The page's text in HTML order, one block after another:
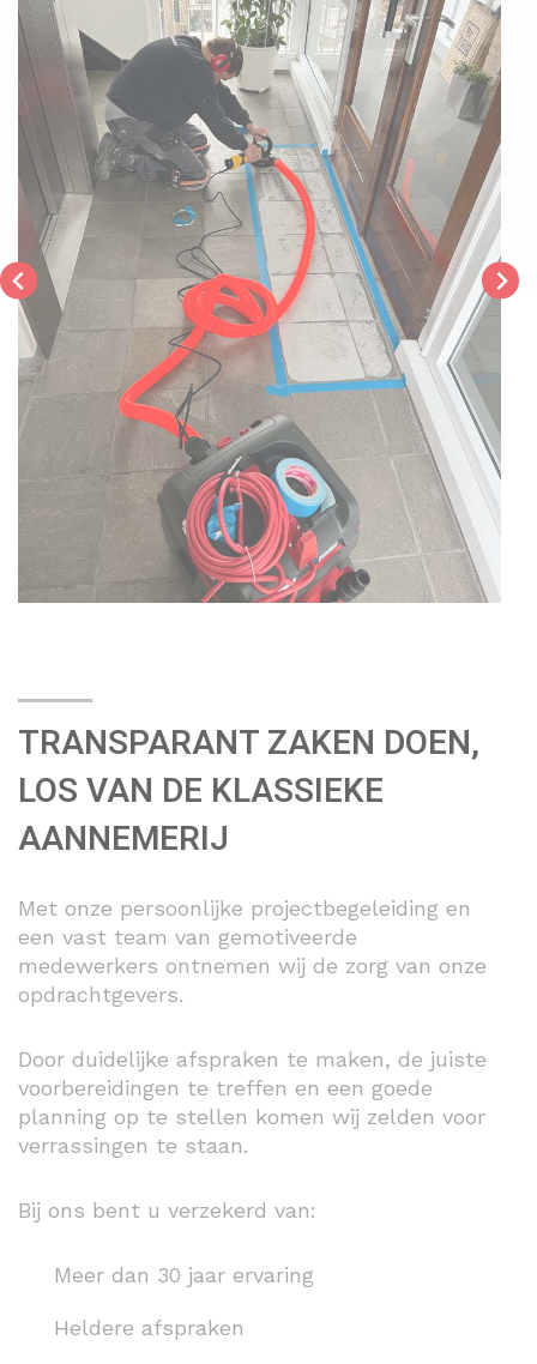
TRANSPARANT ZAKEN DOEN,
LOS VAN DE KLASSIEKE
AANNEMERIJ
Met onze persoonlijke projectbegeleiding en
een vast team van gemotiveerde
medewerkers ontnemen wij de zorg van onze
opdrachtgevers.
Door duidelijke afspraken te maken, de juiste
voorbereidingen te treffen en een goede
planning op te stellen komen wij zelden voor
verrassingen te staan.
Bij ons bent u verzekerd van:
Meer dan 30 jaar ervaring
Heldere afspraken